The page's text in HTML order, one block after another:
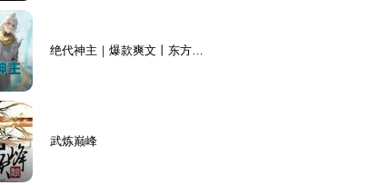
绝代神主｜爆款爽文丨东方玄
武炼巅峰